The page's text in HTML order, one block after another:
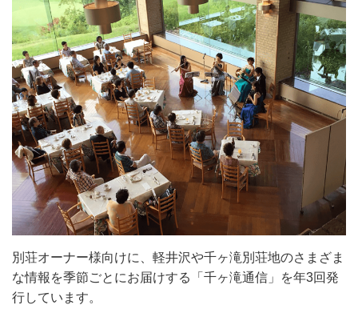
別荘オーナー様向けに、軽井沢や千ヶ滝別荘地のさまざま
な情報を季節ごとにお届けする「千ヶ滝通信」を年3回発
行しています。